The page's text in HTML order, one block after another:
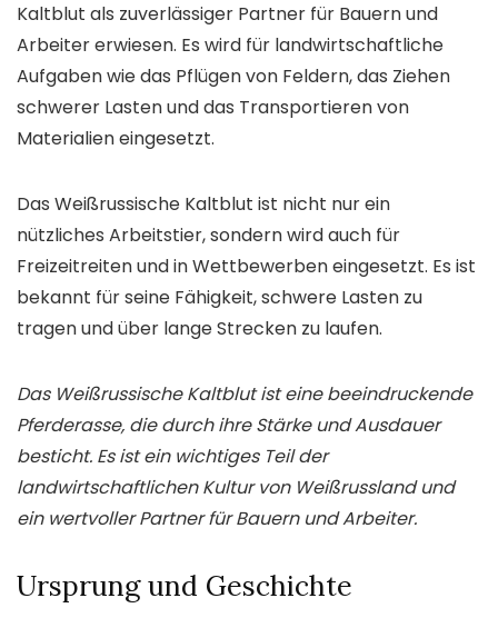
Kaltblut als zuverlässiger Partner für Bauern und
Arbeiter erwiesen. Es wird für landwirtschaftliche
Aufgaben wie das Pflügen von Feldern, das Ziehen
schwerer Lasten und das Transportieren von
Materialien eingesetzt.
Das Weißrussische Kaltblut ist nicht nur ein
nützliches Arbeitstier, sondern wird auch für
Freizeitreiten und in Wettbewerben eingesetzt. Es ist
bekannt für seine Fähigkeit, schwere Lasten zu
tragen und über lange Strecken zu laufen.
Das Weißrussische Kaltblut ist eine beeindruckende
Pferderasse, die durch ihre Stärke und Ausdauer
besticht. Es ist ein wichtiges Teil der
landwirtschaftlichen Kultur von Weißrussland und
ein wertvoller Partner für Bauern und Arbeiter.
Ursprung und Geschichte